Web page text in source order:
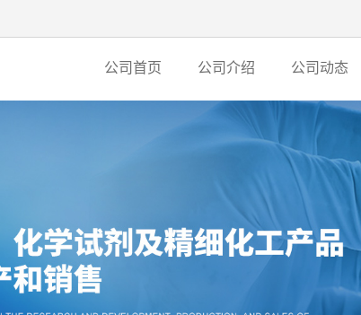
公司首页 公司介绍 公司动态